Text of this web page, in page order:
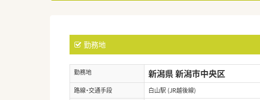
勤務地
勤務地 新潟県 新潟市中央区
路線・交通手段
白山駅 (JR越後線)